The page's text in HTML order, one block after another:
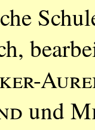
und